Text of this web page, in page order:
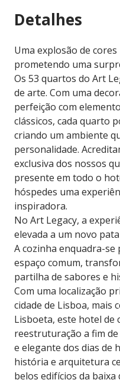
Detalhes
Uma explosão de
prometendo uma
Os 53 quartos do Art
de arte. Com uma
perfeição com
clássicos, cada quarto
criando um ambiente
personalidade.
exclusiva dos nossos
presente em todo o
hóspedes uma
inspiradora.
No Art Legacy, a
elevada a um novo
A cozinha enquadra-
espaço comum,
partilha de sabores e
Com uma localização
cidade de Lisboa, mais
Lisboeta, este hotel de
reestruturação a fim
e elegante dos dias de
história e arquitetura
belos edifícios da baixa